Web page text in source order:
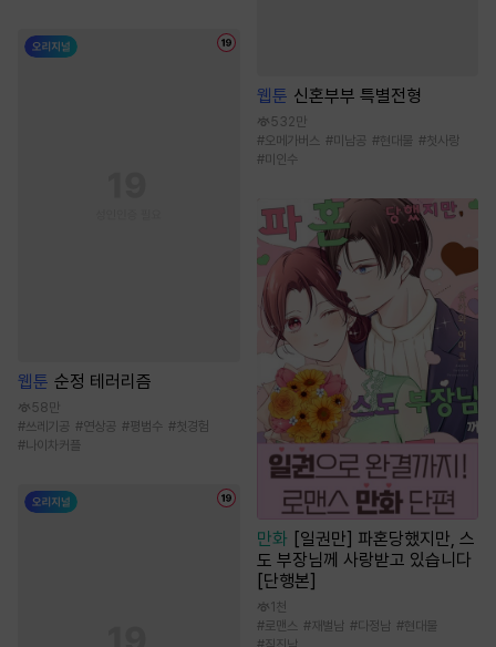
웹툰 순정 테러리즘
58만
#쓰레기공 #연상공 #평범수 #첫경험
#나이차커플
웹툰 신혼부부 특별전형
532만
#오메가버스 #미남공 #현대물 #첫사랑
#미인수
만화 [일권만] 파혼당했지만, 스
도 부장님께 사랑받고 있습니다
[단행본]
1천
#로맨스 #재벌남 #다정남 #현대물